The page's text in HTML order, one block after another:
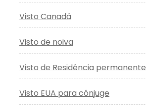
Visto Canadá
Visto de noiva
Visto de Residência permanente
Visto EUA para cônjuge